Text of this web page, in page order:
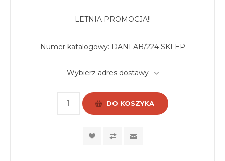
LETNIA PROMOCJA!!
Numer katalogowy: DANLAB/224 SKLEP
Wybierz adres dostawy
DO KOSZYKA